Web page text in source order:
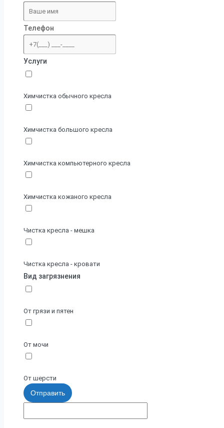
Телефон
Услуги
Химчистка обычного кресла
Химчистка большого кресла
Химчистка компьютерного кресла
Химчистка кожаного кресла
Чистка кресла - мешка
Чистка кресла - кровати
Вид загрязнения
От грязи и пятен
От мочи
От шерсти
Отправить